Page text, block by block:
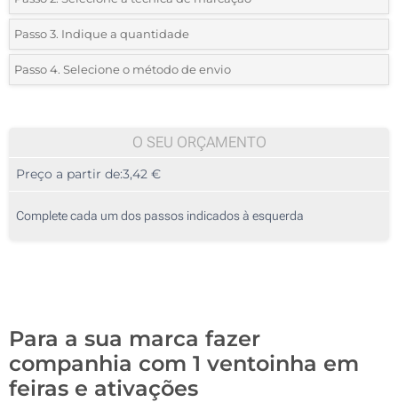
*Selecione o tipo de marcação e as cores do logotipo:
1 Cor (Na frente)
Passo 3. Indique a quantidade
*Quantidade mínima:20
40
100
Passo 4. Selecione o método de envio
O SEU ORÇAMENTO
Preço a partir de:3,42 €
Complete cada um dos passos indicados à esquerda
Para a sua marca fazer
companhia com 1 ventoinha em
feiras e ativações